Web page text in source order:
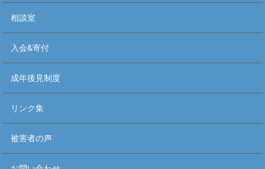
相談室
入会&寄付
成年後見制度
リンク集
被害者の声